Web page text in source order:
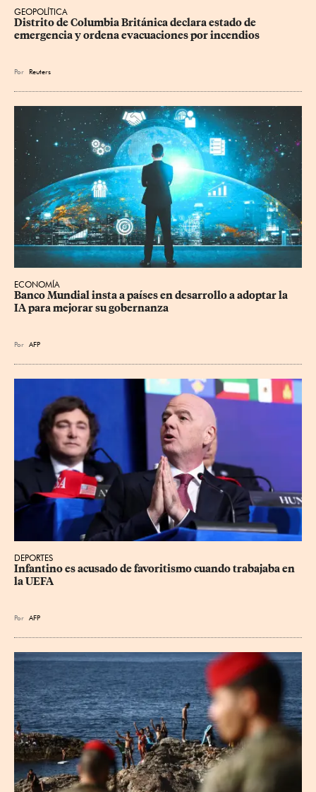
GEOPOLÍTICA
Distrito de Columbia Británica declara estado de
emergencia y ordena evacuaciones por incendios
Por Reuters
ECONOMÍA
Banco Mundial insta a países en desarrollo a adoptar la
IA para mejorar su gobernanza
Por AFP
DEPORTES
Infantino es acusado de favoritismo cuando trabajaba en
la UEFA
Por AFP